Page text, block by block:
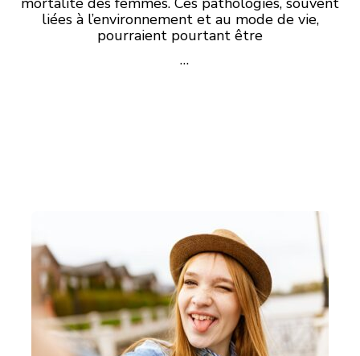
liées à l’environnement et au mode de vie,
pourraient pourtant être
…